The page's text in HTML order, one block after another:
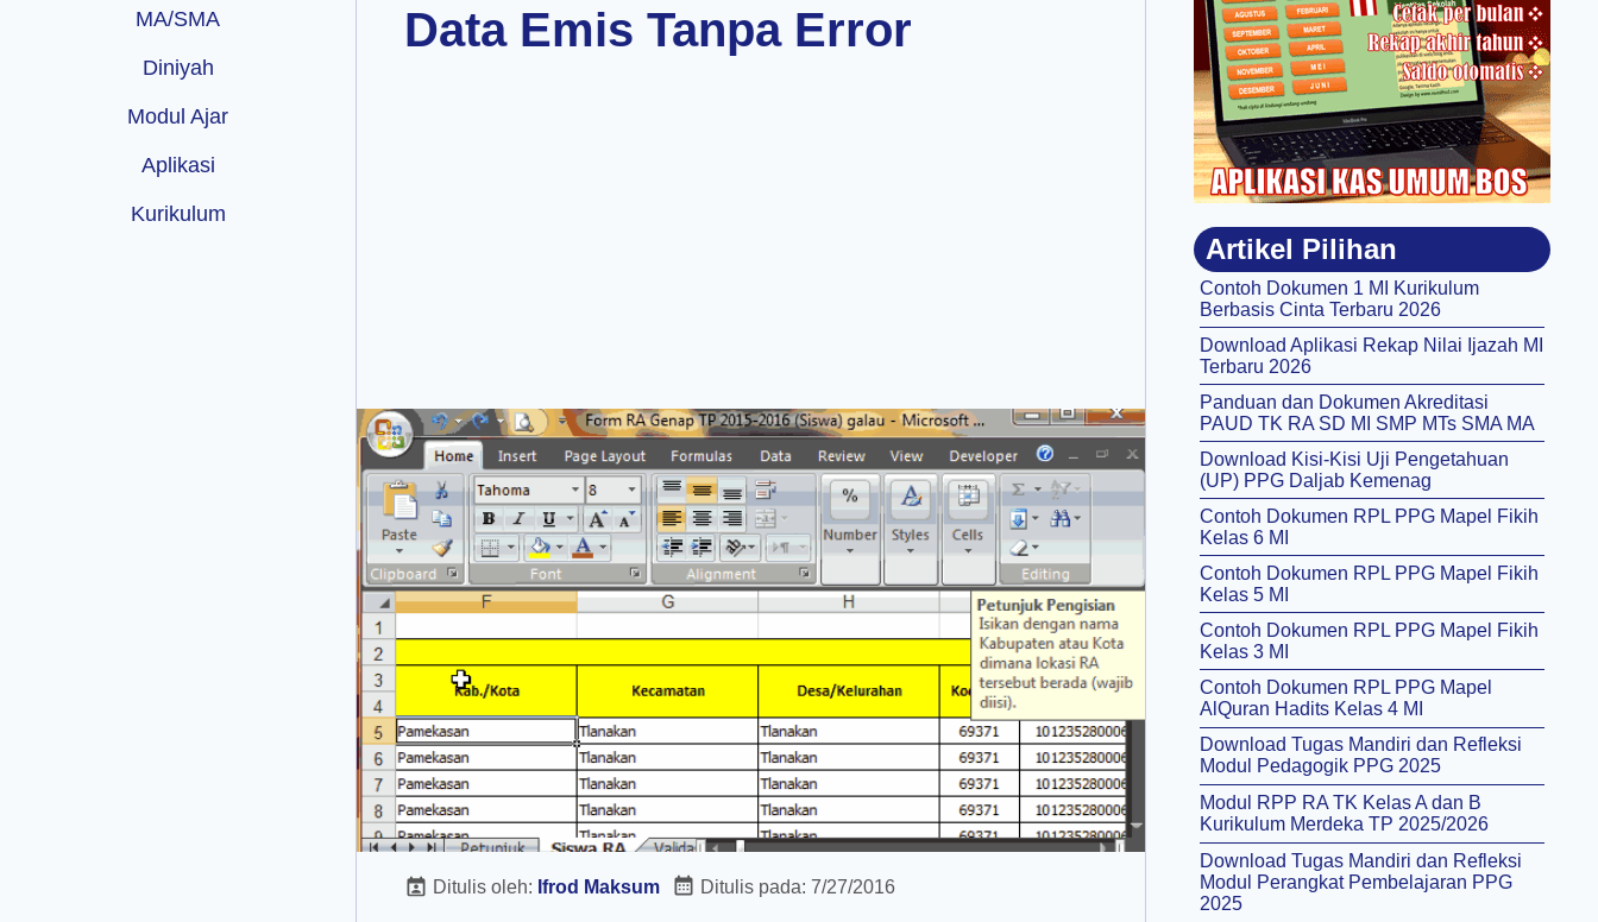
MA/SMA
Diniyah
Modul Ajar
Aplikasi
Kurikulum
Data Emis Tanpa Error
Ditulis oleh: Ifrod Maksum Ditulis pada: 7/27/2016
Artikel Pilihan
Contoh Dokumen 1 MI Kurikulum
Berbasis Cinta Terbaru 2026
Download Aplikasi Rekap Nilai Ijazah MI
Terbaru 2026
Panduan dan Dokumen Akreditasi
PAUD TK RA SD MI SMP MTs SMA MA
Download Kisi-Kisi Uji Pengetahuan
(UP) PPG Daljab Kemenag
Contoh Dokumen RPL PPG Mapel Fikih
Kelas 6 MI
Contoh Dokumen RPL PPG Mapel Fikih
Kelas 5 MI
Contoh Dokumen RPL PPG Mapel Fikih
Kelas 3 MI
Contoh Dokumen RPL PPG Mapel
AlQuran Hadits Kelas 4 MI
Download Tugas Mandiri dan Refleksi
Modul Pedagogik PPG 2025
Modul RPP RA TK Kelas A dan B
Kurikulum Merdeka TP 2025/2026
Download Tugas Mandiri dan Refleksi
Modul Perangkat Pembelajaran PPG
2025